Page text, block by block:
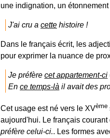
une indignation, un étonnement
J'ai cru a cette histoire !
Dans le français écrit, les
pour exprimer la nuance de
Je préfère cet appartement-ci
En ce temps-là il avait des
Cet usage est né vers le XVème
aujourd'hui. Le français courant
préfère celui-ci.. Les formes